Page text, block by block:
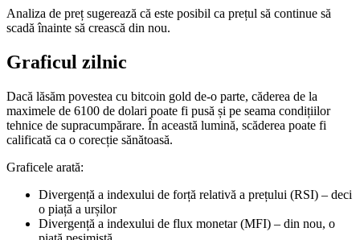
Analiza de preț sugerează că este posibil ca prețul să continue să
scadă înainte să crească din nou.
Graficul zilnic
Dacă lăsăm povestea cu bitcoin gold de-o parte, căderea de la
maximele de 6100 de dolari poate fi pusă și pe seama condițiilor
tehnice de supracumpărare. În această lumină, scăderea poate fi
calificată ca o corecție sănătoasă.
Graficele arată:
Divergență a indexului de forță relativă a prețului (RSI) – deci
o piață a urșilor
Divergență a indexului de flux monetar (MFI) – din nou, o